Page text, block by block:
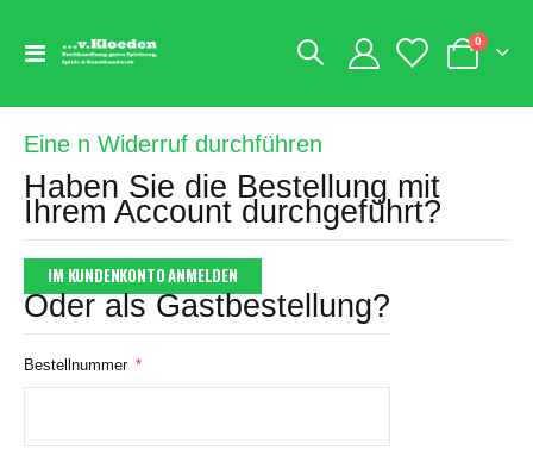
Navigation
Warenkorb
0 Artikel
Eine n Widerruf durchführen
Haben Sie die Bestellung mit
Ihrem Account durchgeführt?
Oder als Gastbestellung?
Bestellnummer